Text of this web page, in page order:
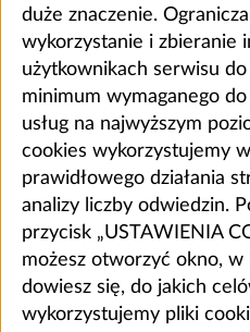
duże znaczenie.
wykorzystanie i zbieranie
użytkownikach serwisu
minimum wymaganego
usług na najwyższym
cookies wykorzystujemy
prawidłowego działania
analizy liczby odwiedzin.
przycisk „USTAWIENIA
możesz otworzyć okno, w
dowiesz się, do jakich
wykorzystujemy pliki